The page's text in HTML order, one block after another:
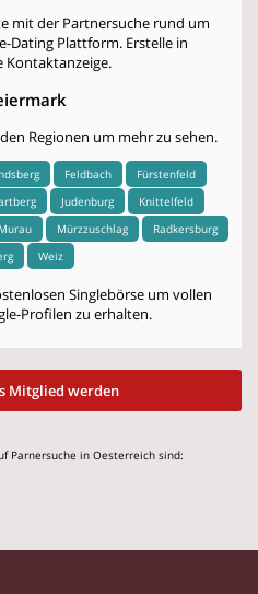
mit der Partnersuche rund um
Dating Plattform. Erstelle in
Kontaktanzeige.
Regionen um mehr zu sehen.
Feldbach
Fürstenfeld
Judenburg
Knittelfeld
Murau Mürzzuschlag
Radkersburg
Weiz
Singlebörse um vollen
Profilen zu erhalten.
Mitglied werden
Parnersuche in Oesterreich sind: